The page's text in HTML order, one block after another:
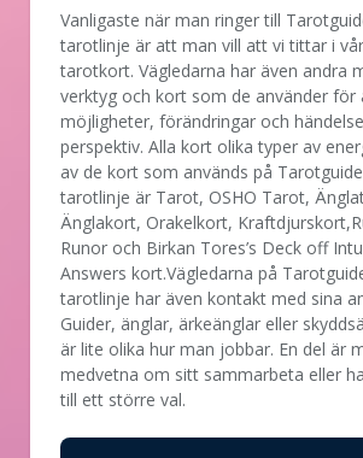
Vanligaste när man ringer till
tarotlinje är att man vill att vi tittar i
tarotkort. Vägledarna har även andra
verktyg och kort som de använder för
möjligheter, förändringar och
perspektiv. Alla kort olika typer av
av de kort som används på
tarotlinje är Tarot, OSHO Tarot,
Änglakort, Orakelkort,
Runor och Birkan Tores’s Deck off
Answers kort.Vägledarna på
tarotlinje har även kontakt med sina
Guider, änglar, ärkeänglar eller
är lite olika hur man jobbar. En del är
medvetna om sitt sammarbeta eller
till ett större val.